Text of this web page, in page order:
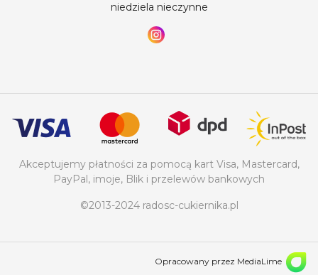
niedziela nieczynne
Akceptujemy płatności za pomocą kart Visa, Mastercard,
PayPal, imoje, Blik i przelewów bankowych
©2013-2024 radosc-cukiernika.pl
Opracowany przez MediaLime